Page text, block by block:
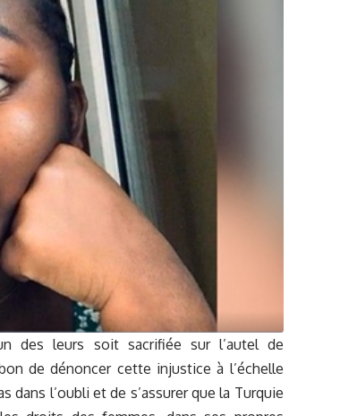
des leurs soit sacrifiée sur l’autel de
de dénoncer cette injustice à l’échelle
l’oubli et de s’assurer que la Turquie